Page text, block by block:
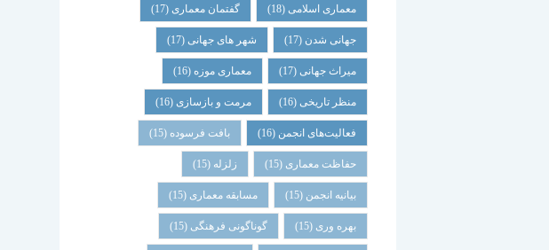
معماری اسلامی(18) گفتمان معماری(17)
جهانی شدن (17) شهر های جهانی(17)
میراث جهانی(17) معماری موزه (16)
منظر تاریخی(16) مرمت و بازسازی(16)
فعالیت‌های انجمن (16) بافت فرسوده (15)
حفاظت معماری (15) زلزله (15)
بیانیه انجمن (15) مسابقه معماری (15)
بهره وری (15) گوناگونی فرهنگی (15)